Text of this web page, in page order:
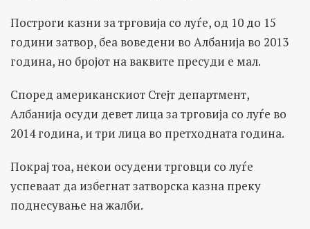
Построги казни за трговија со луѓе, од 10 до 15
години затвор, беа воведени во Албанија во 2013
година, но бројот на ваквите пресуди е мал.
Според американскиот Стејт департмент,
Албанија осуди девет лица за трговија со луѓе во
2014 година, и три лица во претходната година.
Покрај тоа, некои осудени трговци со луѓе
успеваат да избегнат затворска казна преку
поднесување на жалби.